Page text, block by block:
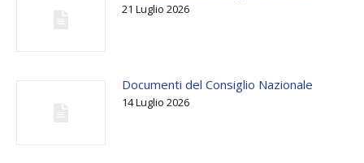
21 Luglio 2026
Documenti del Consiglio Nazionale
14 Luglio 2026